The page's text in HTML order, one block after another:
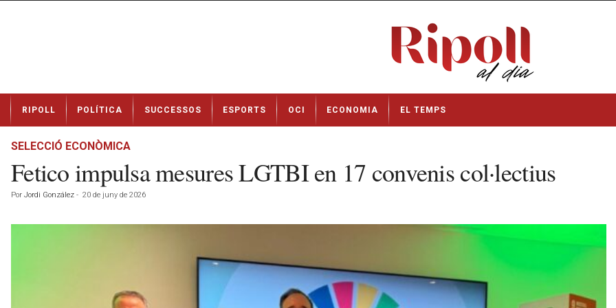
t
RIPOLL POLÍTICA SUCCESSOS ESPORTS OCI ECONOMIA EL TEMPS
SELECCIÓ ECONÒMICA
Fetico impulsa mesures LGTBI en 17 convenis col·lectius
Por Jordi González - 20 de juny de 2026